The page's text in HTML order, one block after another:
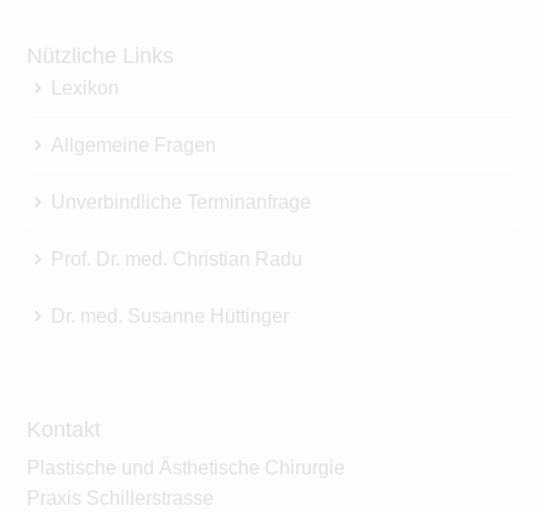
Nützliche Links
Lexikon
Allgemeine Fragen
Unverbindliche Terminanfrage
Prof. Dr. med. Christian Radu
Dr. med. Susanne Hüttinger
Kontakt
Plastische und Ästhetische Chirurgie
Praxis Schillerstrasse